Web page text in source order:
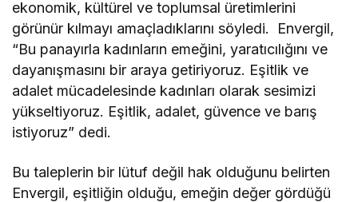
ekonomik, kültürel ve toplumsal üretimlerini
görünür kılmayı amaçladıklarını söyledi. Envergil,
“Bu panayırla kadınların emeğini, yaratıcılığını ve
dayanışmasını bir araya getiriyoruz. Eşitlik ve
adalet mücadelesinde kadınları olarak sesimizi
yükseltiyoruz. Eşitlik, adalet, güvence ve barış
istiyoruz” dedi.
Bu taleplerin bir lütuf değil hak olduğunu belirten
Envergil, eşitliğin olduğu, emeğin değer gördüğü